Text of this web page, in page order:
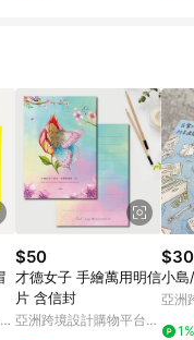
$50
才德女子 手繪萬用明信
片 含信封
亞洲跨境設計購物平台
$30
小島
亞洲
1%